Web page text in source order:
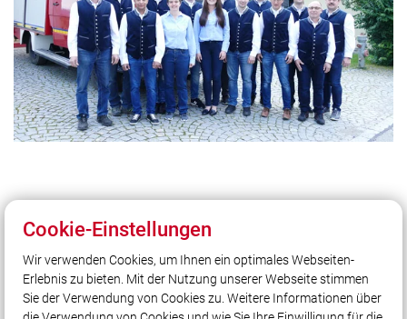
Unser Leitsatz
Feuerwehr Winkelbrunn - Unsere Freizeit für ihre
Sicherheit.
Cookie-Einstellungen
Wir verwenden Cookies, um Ihnen ein optimales Webseiten-
Erlebnis zu bieten. Mit der Nutzung unserer Webseite stimmen
Sie der Verwendung von Cookies zu. Weitere Informationen über